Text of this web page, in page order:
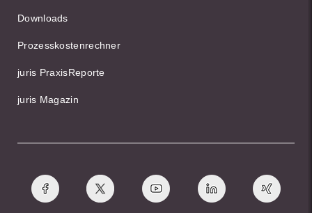
Downloads
Prozesskostenrechner
juris PraxisReporte
juris Magazin